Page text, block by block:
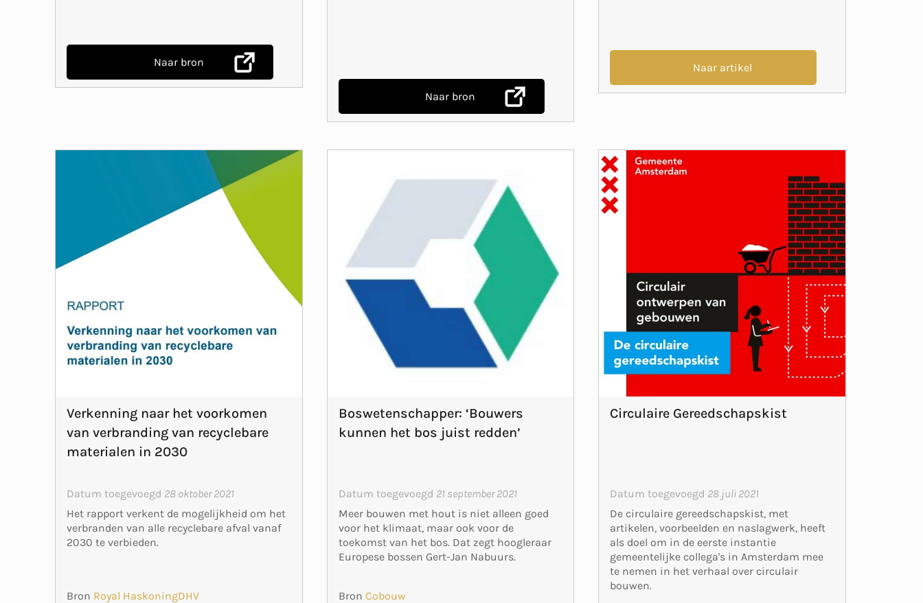
Naar bron
Naar bron
Naar artikel
Verkenning naar het voorkomen
van verbranding van recyclebare
materialen in 2030
Datum toegevoegd 28 oktober 2021
Het rapport verkent de mogelijkheid om het
verbranden van alle recyclebare afval vanaf
2030 te verbieden.
Bron Royal HaskoningDHV
Boswetenschapper: ‘Bouwers
kunnen het bos juist redden’
Datum toegevoegd 21 september 2021
Meer bouwen met hout is niet alleen goed
voor het klimaat, maar ook voor de
toekomst van het bos. Dat zegt hoogleraar
Europese bossen Gert-Jan Nabuurs.
Bron Cobouw
Circulaire Gereedschapskist
Datum toegevoegd 28 juli 2021
De circulaire gereedschapskist, met
artikelen, voorbeelden en naslagwerk, heeft
als doel om in de eerste instantie
gemeentelijke collega's in Amsterdam mee
te nemen in het verhaal over circulair
bouwen.